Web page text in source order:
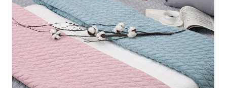
피그먼트 워싱 스프레드